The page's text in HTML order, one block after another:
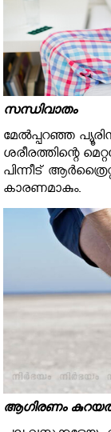
സന്ധിവാതം
മേല്‍പ്പറഞ്ഞ
ശരീരത്തിന്റെ
പിന്നീട്
കാരണമാകും.
ആഗിരണം